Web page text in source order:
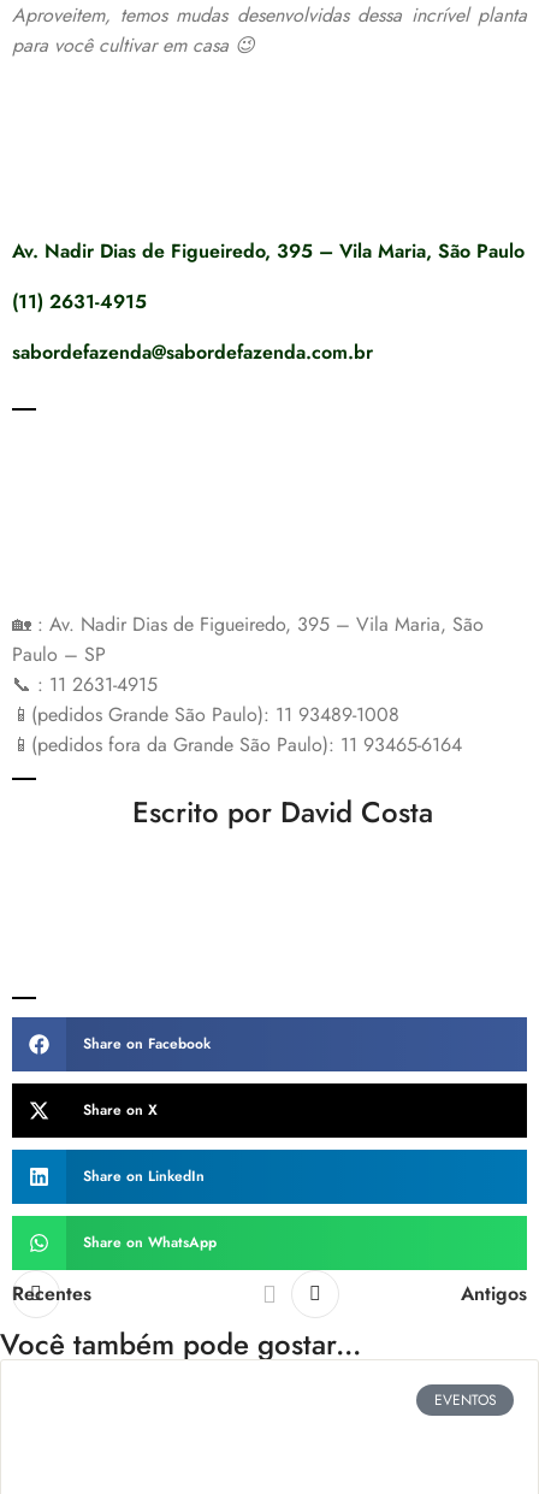
Aproveitem, temos mudas desenvolvidas dessa incrível planta
para você cultivar em casa 😉
Av. Nadir Dias de Figueiredo, 395 – Vila Maria, São Paulo
(11) 2631-4915
sabordefazenda@sabordefazenda.com.br
🏡 : Av. Nadir Dias de Figueiredo, 395 – Vila Maria, São
Paulo – SP
📞 : 11 2631-4915
📱(pedidos Grande São Paulo): 11 93489-1008
📱(pedidos fora da Grande São Paulo): 11 93465-6164
Escrito por David Costa
Share on Facebook
Share on X
Share on LinkedIn
Share on WhatsApp
Recentes Antigos
Você também pode gostar...
EVENTOS